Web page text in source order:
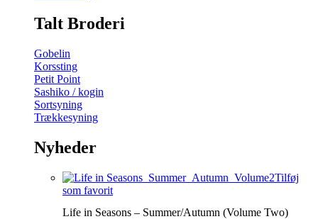
Talt Broderi
Gobelin
Korssting
Petit Point
Sashiko / kogin
Sortsyning
Trækkesyning
Nyheder
Tilføj
som favorit
Life in Seasons – Summer/Autumn (Volume Two)